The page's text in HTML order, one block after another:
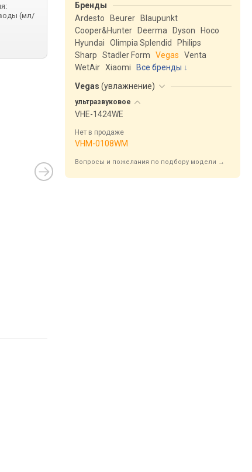
воды (мл/
Бренды
Ardesto
Beurer
Blaupunkt
Cooper&Hunter
Deerma Dyson
Hoco
Hyundai
Olimpia Splendid
Philips
Sharp
Stadler Form Vegas
Venta
WetAir Xiaomi
Все бренды
Vegas (увлажнение)
ультразвуковое
VHE-1424WE
Нет в продаже
VHM-0108WM
Вопросы и пожелания по подбору модели →